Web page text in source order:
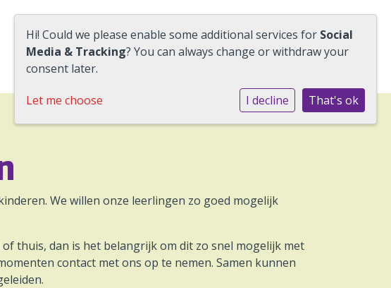
We willen onze leerlingen zo goed mogelijk
thuis, dan is het belangrijk om dit zo snel mogelijk met
contact met ons op te nemen. Samen kunnen
Hi! Could we please enable some additional services for Social
Media & Tracking? You can always change or withdraw your
consent later.
Let me choose I decline That's ok